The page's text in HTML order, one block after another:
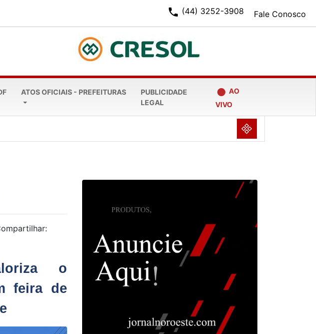
Fale Conosco
phone (44) 3252-3908
ATOS OFICIAIS - PREFEITURAS
PUBLICIDADE
LEGAL
fiber_manual_record AO
VIVO
NULL
o
feira de